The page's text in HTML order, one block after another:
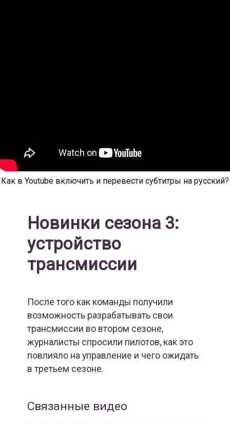
Как в Youtube включить и перевести субтитры на русский?
Новинки сезона 3:
устройство
трансмиссии
После того как команды получили
возможность разрабатывать свои
трансмиссии во втором сезоне,
журналисты спросили пилотов, как это
повлияло на управление и чего ожидать
в третьем сезоне.
Связанные видео